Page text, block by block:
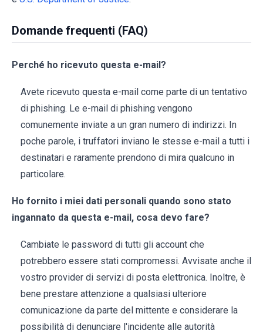
Domande frequenti (FAQ)
Perché ho ricevuto questa e-mail?
Avete ricevuto questa e-mail come parte di un tentativo
di phishing. Le e-mail di phishing vengono
comunemente inviate a un gran numero di indirizzi. In
poche parole, i truffatori inviano le stesse e-mail a tutti i
destinatari e raramente prendono di mira qualcuno in
particolare.
Ho fornito i miei dati personali quando sono stato
ingannato da questa e-mail, cosa devo fare?
Cambiate le password di tutti gli account che
potrebbero essere stati compromessi. Avvisate anche il
vostro provider di servizi di posta elettronica. Inoltre, è
bene prestare attenzione a qualsiasi ulteriore
comunicazione da parte del mittente e considerare la
possibilità di denunciare l'incidente alle autorità